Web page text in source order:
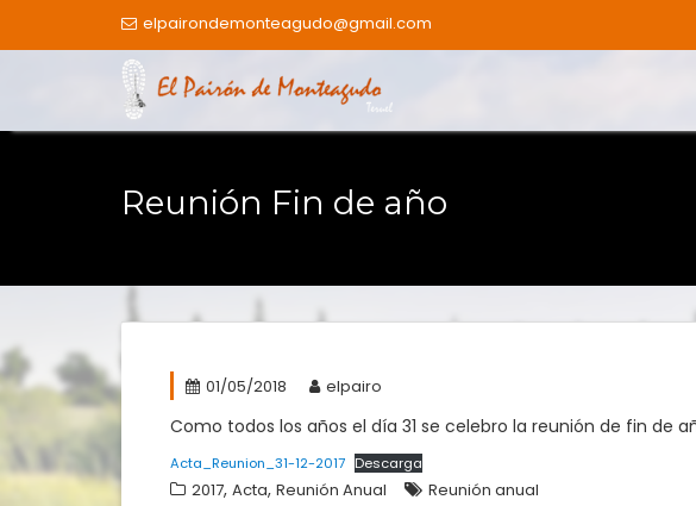
elpairondemonteagudo@gmail.com
Reunión Fin de año
01/05/2018 elpairo
Como todos los años el día 31 se celebro la reunión de fin de
Acta_Reunion_31-12-2017 Descarga
2017, Acta, Reunión Anual Reunión anual